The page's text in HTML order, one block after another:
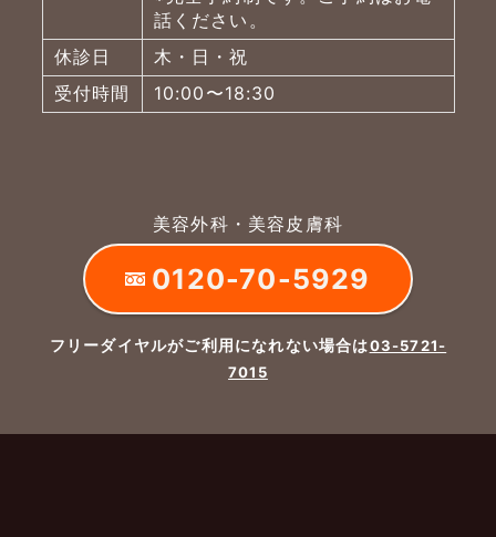
話ください。
休診日
木・日・祝
受付時間
10:00〜18:30
美容外科・美容皮膚科
0120-70-5929
フリーダイヤルがご利用になれない場合は03-5721-
7015